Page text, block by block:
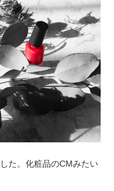
た。化粧品のCMみたい